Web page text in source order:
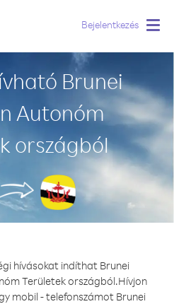
Bejelentkezés
Brunei
Autonóm
országból
hívásokat indíthat Brunei
Területek országból.Hívjon
mobil - telefonszámot Brunei